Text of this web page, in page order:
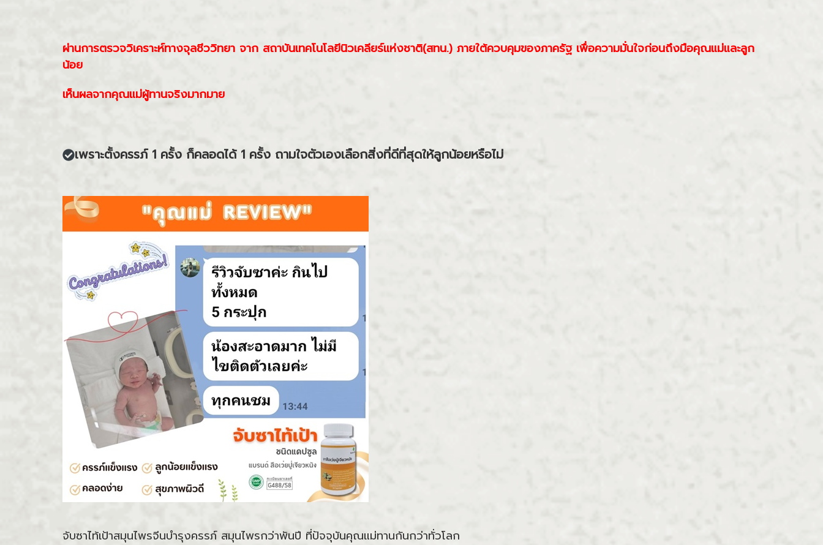
ผ่านการตรวจวิเคราะห์ทางจุลชีววิทยา จาก สถาบันเทคโนโลยีนิวเคลียร์แห่งชาติ(สทน.) ภายใต้ควบคุมของภาครัฐ เพื่อความมั่นใจก่อนถึงมือคุณแม่และลูก
น้อย
เห็นผลจากคุณแม่ผู้ทานจริงมากมาย
เพราะตั้งครรภ์ 1 ครั้ง ก็คลอดได้ 1 ครั้ง ถามใจตัวเองเลือกสิ่งที่ดีที่สุดให้ลูกน้อยหรือไม่
จับซาไท้เป้าสมุนไพรจีนบำรุงครรภ์ สมุนไพรกว่าพันปี ที่ปัจจุบันคุณแม่ทานกันกว่าทั่วโลก